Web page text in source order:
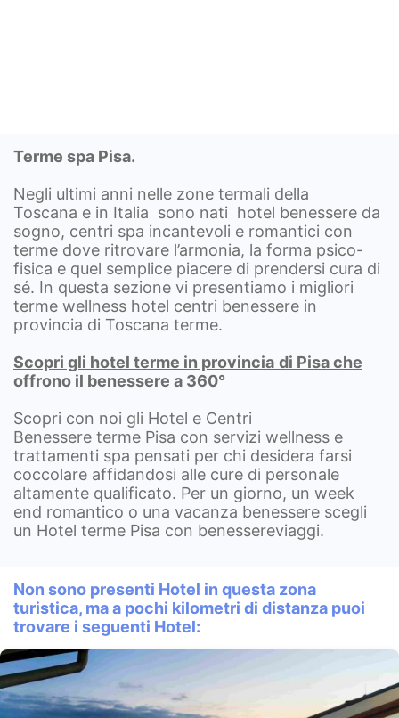
Terme spa Pisa.
Negli ultimi anni nelle zone termali della
Toscana e in Italia sono nati hotel benessere da
sogno, centri spa incantevoli e romantici con
terme dove ritrovare l’armonia, la forma psico-
fisica e quel semplice piacere di prendersi cura di
sé. In questa sezione vi presentiamo i migliori
terme wellness hotel centri benessere in
provincia di Toscana terme.
Scopri gli hotel terme in provincia di Pisa che
offrono il benessere a 360°
Scopri con noi gli Hotel e Centri
Benessere terme Pisa con servizi wellness e
trattamenti spa pensati per chi desidera farsi
coccolare affidandosi alle cure di personale
altamente qualificato. Per un giorno, un week
end romantico o una vacanza benessere scegli
un Hotel terme Pisa con benessereviaggi.
Non sono presenti Hotel in questa zona
turistica, ma a pochi kilometri di distanza puoi
trovare i seguenti Hotel: